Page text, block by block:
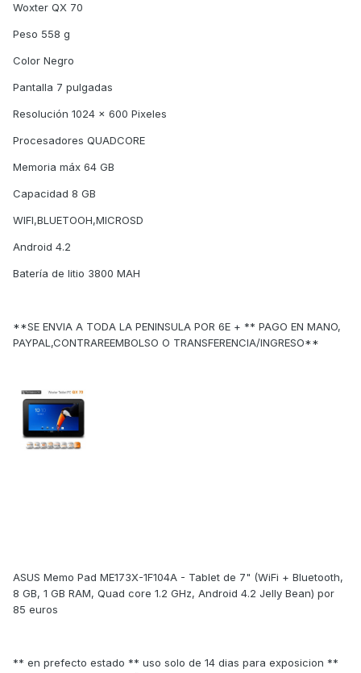
Woxter QX 70
Peso 558 g
Color Negro
Pantalla 7 pulgadas
Resolución 1024 x 600 Pixeles
Procesadores QUADCORE
Memoria máx 64 GB
Capacidad 8 GB
WIFI,BLUETOOH,MICROSD
Android 4.2
Batería de litio 3800 MAH
**SE ENVIA A TODA LA PENINSULA POR 6E + ** PAGO EN MANO,
PAYPAL,CONTRAREEMBOLSO O TRANSFERENCIA/INGRESO**
ASUS Memo Pad ME173X-1F104A - Tablet de 7" (WiFi + Bluetooth,
8 GB, 1 GB RAM, Quad core 1.2 GHz, Android 4.2 Jelly Bean) por
85 euros
** en prefecto estado ** uso solo de 14 dias para exposicion **